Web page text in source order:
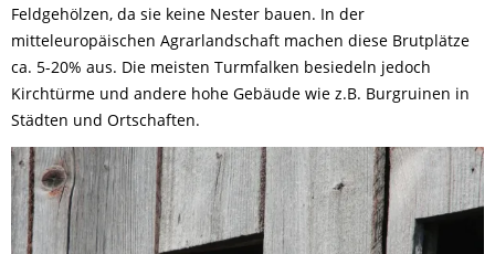
Feldgehölzen, da sie keine Nester bauen. In der
mitteleuropäischen Agrarlandschaft machen diese Brutplätze
ca. 5-20% aus. Die meisten Turmfalken besiedeln jedoch
Kirchtürme und andere hohe Gebäude wie z.B. Burgruinen in
Städten und Ortschaften.